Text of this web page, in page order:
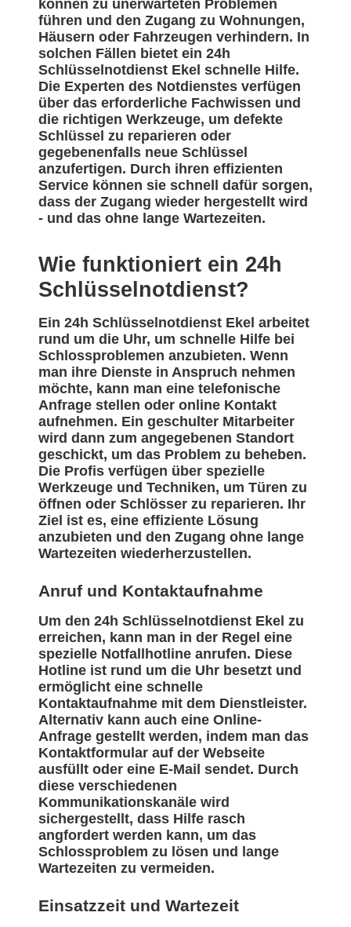
können zu unerwarteten Problemen
führen und den Zugang zu Wohnungen,
Häusern oder Fahrzeugen verhindern. In
solchen Fällen bietet ein 24h
Schlüsselnotdienst Ekel schnelle Hilfe.
Die Experten des Notdienstes verfügen
über das erforderliche Fachwissen und
die richtigen Werkzeuge, um defekte
Schlüssel zu reparieren oder
gegebenenfalls neue Schlüssel
anzufertigen. Durch ihren effizienten
Service können sie schnell dafür sorgen,
dass der Zugang wieder hergestellt wird
- und das ohne lange Wartezeiten.
Wie funktioniert ein 24h
Schlüsselnotdienst?
Ein 24h Schlüsselnotdienst Ekel arbeitet
rund um die Uhr, um schnelle Hilfe bei
Schlossproblemen anzubieten. Wenn
man ihre Dienste in Anspruch nehmen
möchte, kann man eine telefonische
Anfrage stellen oder online Kontakt
aufnehmen. Ein geschulter Mitarbeiter
wird dann zum angegebenen Standort
geschickt, um das Problem zu beheben.
Die Profis verfügen über spezielle
Werkzeuge und Techniken, um Türen zu
öffnen oder Schlösser zu reparieren. Ihr
Ziel ist es, eine effiziente Lösung
anzubieten und den Zugang ohne lange
Wartezeiten wiederherzustellen.
Anruf und Kontaktaufnahme
Um den 24h Schlüsselnotdienst Ekel zu
erreichen, kann man in der Regel eine
spezielle Notfallhotline anrufen. Diese
Hotline ist rund um die Uhr besetzt und
ermöglicht eine schnelle
Kontaktaufnahme mit dem Dienstleister.
Alternativ kann auch eine Online-
Anfrage gestellt werden, indem man das
Kontaktformular auf der Webseite
ausfüllt oder eine E-Mail sendet. Durch
diese verschiedenen
Kommunikationskanäle wird
sichergestellt, dass Hilfe rasch
angfordert werden kann, um das
Schlossproblem zu lösen und lange
Wartezeiten zu vermeiden.
Einsatzzeit und Wartezeit